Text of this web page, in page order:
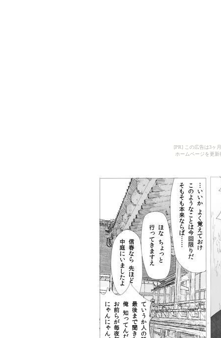
[PR] この広告は3ヶ
ホームページを更